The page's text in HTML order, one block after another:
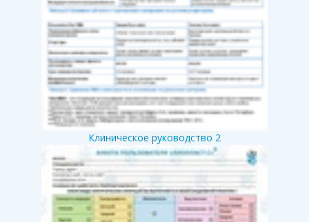
Клиническое руководство 2